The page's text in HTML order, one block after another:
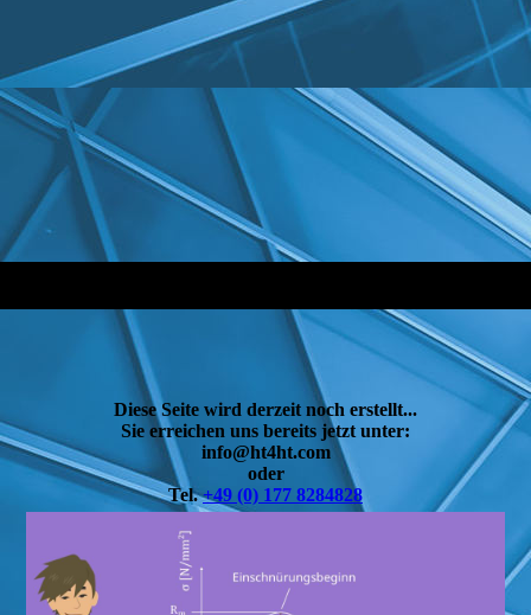
Diese Seite wird derzeit noch erstellt...
Sie erreichen uns bereits jetzt unter:
info@ht4ht.com
oder
Tel.+49 (0) 177 8284828